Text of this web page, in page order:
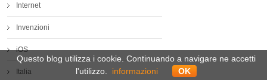
Internet
Invenzioni
iOS
Italia
Questo blog utilizza i cookie. Continuando a navigare ne accetti
l'utilizzo.
informazioni OK